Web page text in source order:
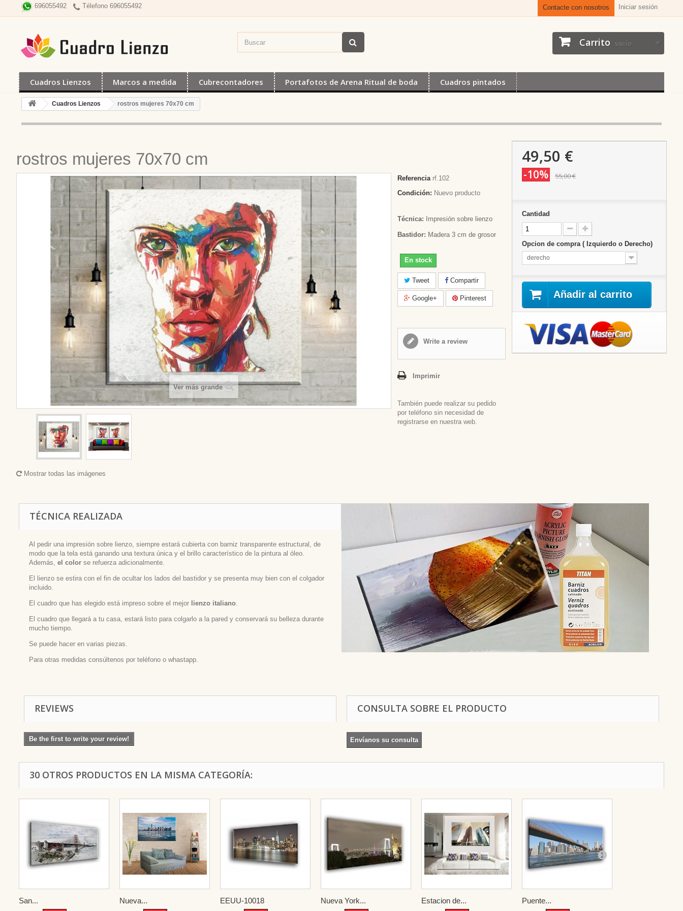
Iniciar sesión
Contacte con nosotros
696055492 Télefono 696055492
Carrito vacío
Cuadros Lienzos Marcos a medida Cubrecontadores Portafotos de Arena Ritual de boda Cuadros pintados
Cuadros Lienzos rostros mujeres 70x70 cm
rostros mujeres 70x70 cm
Ver más grande
Mostrar todas las imágenes
Referencia rf.102
Condición: Nuevo producto
Técnica: Impresión sobre lienzo
Bastidor: Madera 3 cm de grosor
En stock
Tweet Compartir
Google+ Pinterest
Write a review
Imprimir
También puede realizar su pedido
por teléfono sin necesidad de
registrarse en nuestra web.
49,50 €
-10% 55,00 €
Cantidad
Opcion de compra ( Izquierdo o Derecho)
derecho
Añadir al carrito
TÉCNICA REALIZADA
Al pedir una impresión sobre lienzo, siempre estará cubierta con barniz transparente estructural, de
modo que la tela está ganando una textura única y el brillo característico de la pintura al óleo.
Además, el color se refuerza adicionalmente.
El lienzo se estira con el fin de ocultar los lados del bastidor y se presenta muy bien con el colgador
incluido.
El cuadro que has elegido está impreso sobre el mejor lienzo italiano
El cuadro que llegará a tu casa, estará listo para colgarlo a la pared y conservará su belleza durante
mucho tiempo.
Se puede hacer en varias piezas.
Para otras medidas consúltenos por teléfono o whastapp.
REVIEWS
Be the first to write your review!
CONSULTA SOBRE EL PRODUCTO
Envíanos su consulta
30 OTROS PRODUCTOS EN LA MISMA CATEGORÍA:
San... Nueva... EEUU-10018 Nueva York... Estacion de... Puente...